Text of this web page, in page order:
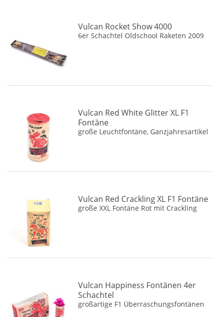
Vulcan Rocket Show 4000
6er Schachtel Oldschool Raketen 2009
Vulcan Red White Glitter XL F1
Fontäne
große Leuchtfontäne, Ganzjahresartikel
Vulcan Red Crackling XL F1 Fontäne
große XXL Fontäne Rot mit Crackling
Vulcan Happiness Fontänen 4er
Schachtel
großartige F1 Überraschungsfontänen